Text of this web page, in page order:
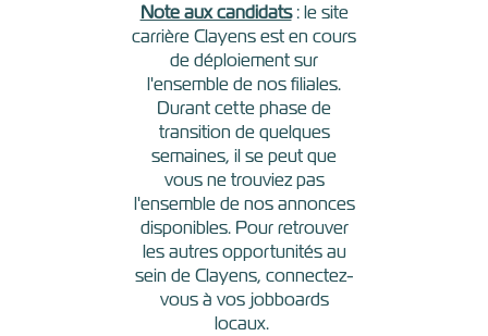
Note aux candidats: le site
carrière Clayens est en cours
de déploiement sur
l'ensemble de nos filiales.
Durant cette phase de
transition de quelques
semaines, il se peut que
vous ne trouviez pas
l'ensemble de nos annonces
disponibles. Pour retrouver
les autres opportunités au
sein de Clayens, connectez-
vous à vos jobboards
locaux.